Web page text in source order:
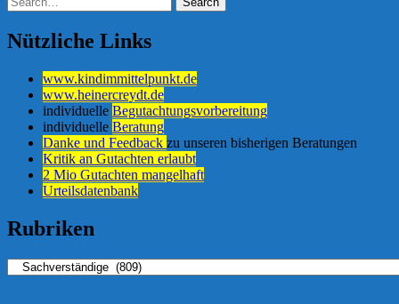
Nützliche Links
www.kindimmittelpunkt.de
www.heinercreydt.de
individuelle Begutachtungsvorbereitung
individuelle Beratung
Danke und Feedback zu unseren bisherigen Beratungen
Kritik an Gutachten erlaubt
2 Mio Gutachten mangelhaft
Urteilsdatenbank
Rubriken
Rubriken